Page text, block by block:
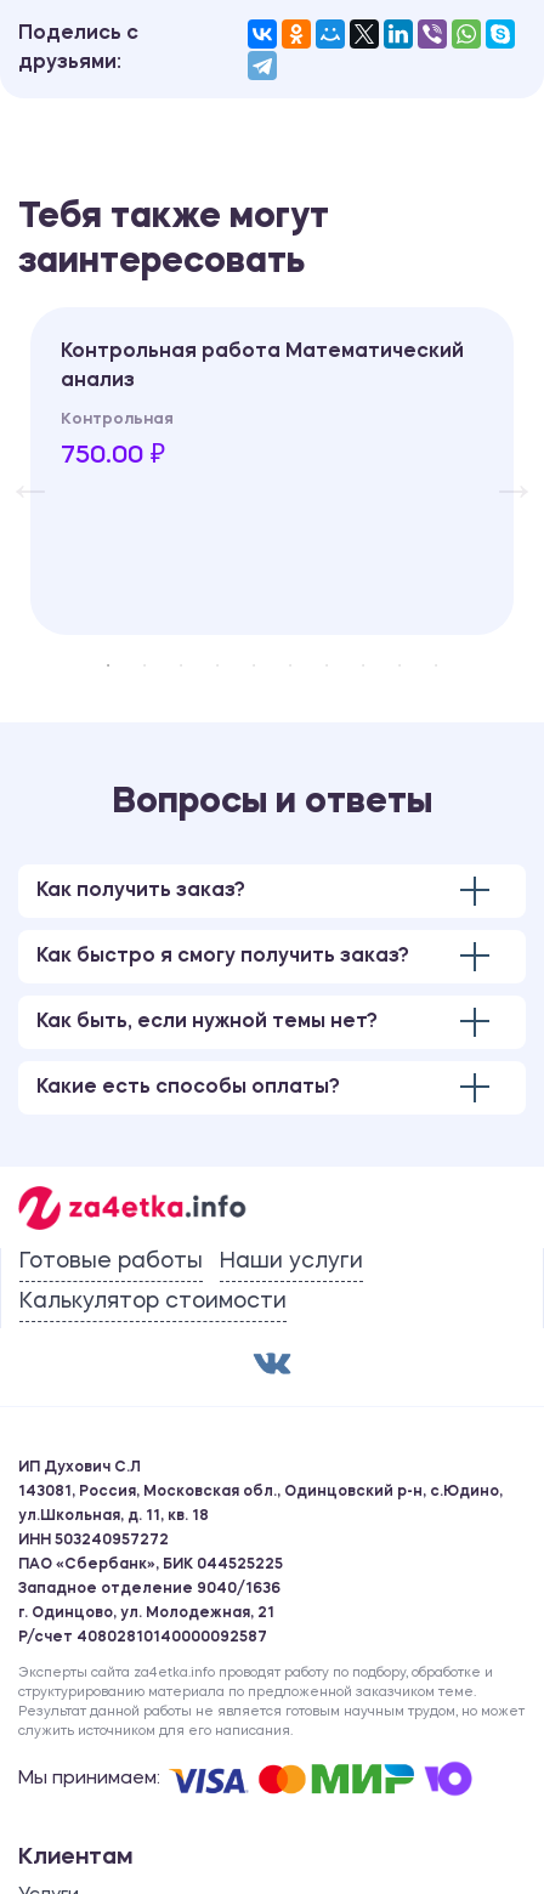
Поделись с
друзьями:
Тебя также могут
заинтересовать
Контрольная работа Математический
анализ
Контрольная
750.00 ₽
Вопросы и ответы
Как получить заказ?
Как быстро я смогу получить заказ?
Как быть, если нужной темы нет?
Какие есть способы оплаты?
Готовые работы
Наши услуги
Калькулятор стоимости
ИП Духович С.Л
143081, Россия, Московская обл., Одинцовский р-н, с.Юдино,
ул.Школьная, д. 11, кв. 18
ИНН 503240957272
ПАО «Сбербанк», БИК 044525225
Западное отделение 9040/1636
г. Одинцово, ул. Молодежная, 21
Р/счет 40802810140000092587
Эксперты сайта za4etka.info проводят работу по подбору, обработке и
структурированию материала по предложенной заказчиком теме.
Результат данной работы не является готовым научным трудом, но может
служить источником для его написания.
Мы принимаем:
Клиентам